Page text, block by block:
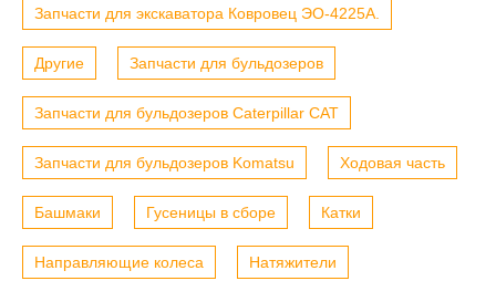
Запчасти для экскаватора Ковровец ЭО-4225А.
Другие Запчасти для бульдозеров
Запчасти для бульдозеров Caterpillar CAT
Запчасти для бульдозеров Komatsu Ходовая часть
Башмаки Гусеницы в сборе Катки
Направляющие колеса Натяжители